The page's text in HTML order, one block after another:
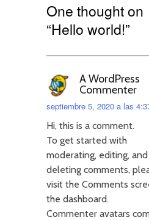
One thought on
“Hello world!”
A WordPress
Commenter
septiembre 5, 2020 a las
Hi, this is a comment.
To get started with
moderating, editing, and
deleting comments,
visit the Comments
the dashboard.
Commenter avatars